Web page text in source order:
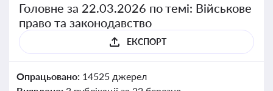
Головне за 22.03.2026 по темі: Військове
право та законодавство
ЕКСПОРТ
Опрацьовано: 14525 джерел